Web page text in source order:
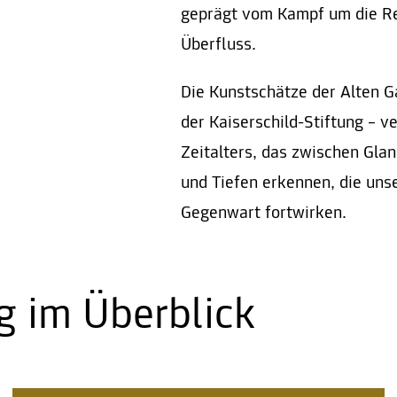
geprägt vom Kampf um die
Überfluss.
Die Kunstschätze der Alten
der Kaiserschild-Stiftung –
Zeitalters, das zwischen
und Tiefen erkennen, die
Gegenwart fortwirken.
im Überblick